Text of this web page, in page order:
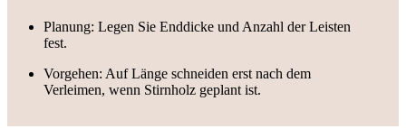
Planung: Legen Sie Enddicke und Anzahl der Leisten
fest.
Vorgehen: Auf Länge schneiden erst nach dem
Verleimen, wenn Stirnholz geplant ist.